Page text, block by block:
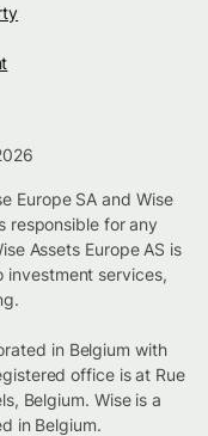
Europe SA and Wise
responsible for any
Assets Europe AS is
investment services,
in Belgium with
office is at Rue
Belgium. Wise is a
in Belgium.